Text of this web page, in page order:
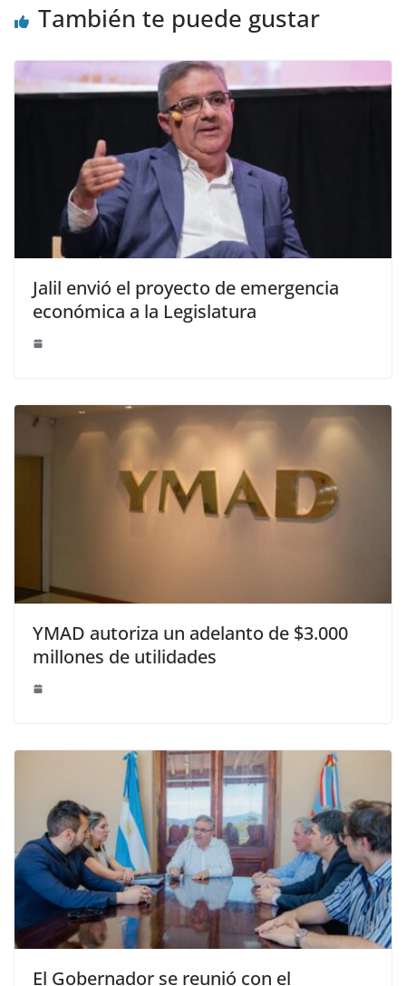
También te puede gustar
Jalil envió el proyecto de emergencia
económica a la Legislatura
YMAD autoriza un adelanto de $3.000
millones de utilidades
El Gobernador se reunió con el